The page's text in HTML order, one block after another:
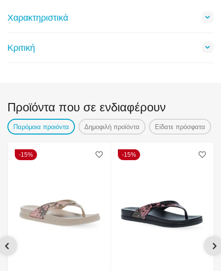
Χαρακτηριστικά
Κριτική
Προϊόντα που σε ενδιαφέρουν
Παρόμοια προιόντα Δημοφιλή προϊόντα Είδατε πρόσφατα
15% 15%